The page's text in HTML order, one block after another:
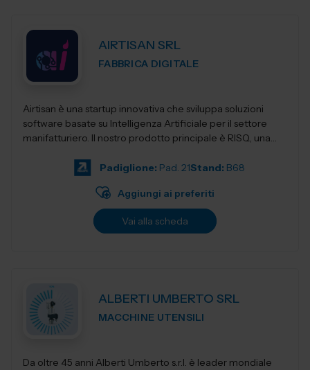
AIRTISAN SRL
FABBRICA DIGITALE
Airtisan è una startup innovativa che sviluppa soluzioni
software basate su Intelligenza Artificiale per il settore
manifatturiero. Il nostro prodotto principale è RISQ, una
Padiglione: Pad. 21Stand: B68
Aggiungi ai preferiti
Vai alla scheda
ALBERTI UMBERTO SRL
MACCHINE UTENSILI
Da oltre 45 anni Alberti Umberto s.r.l. è leader mondiale